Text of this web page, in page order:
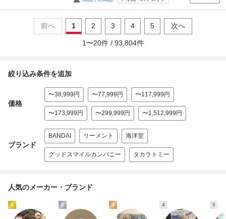
前へ 1 2 3 4 5 次へ
1 〜20件 / 93,804件
絞り込み条件を追加
価格
〜38,999円 〜77,999円 〜117,999円
〜173,999円 〜299,999円 〜1,512,999円
ブランド
BANDAI リーメント 海洋堂
グッドスマイルカンパニー タカラトミー
人気のメーカー・ブランド
1 2 3 4 5